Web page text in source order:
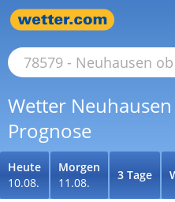
Wetter
Prognose
Heute
10.08.
Morgen
11.08.
3 Tage